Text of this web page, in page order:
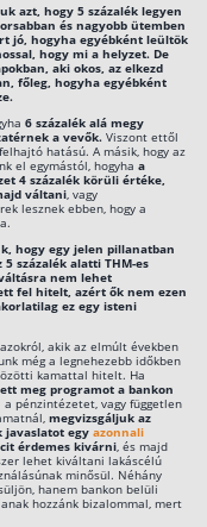
azt, hogy 5 százalék legyen
és nagyobb ütemben
jó, hogyha egyébként leültök
hogy mi a helyzet. De
aki okos, az elkezd
főleg, hogyha egyébként
6 százalék alá megy
a vevők. Viszont ettől
hatású. A másik, hogy az
el egymástól, hogyha a
4 százalék körüli értéke,
váltani , vagy
lesznek ebben, hogy a
hogy egy jelen pillanatban
százalék alatti THM-es
nem lehet
fel hitelt, azért ők nem ezen
ez egy isteni
akik az elmúlt években
még a legnehezebb időkben
kamattal hitelt. Ha
meg programot a bankon
pénzintézetet, vagy független
megvizsgáljuk az
javaslatot egy azonnali
érdemes kivárni , és majd
lehet kiváltani lakáscélú
minősül. Néhány
hanem bankon belüli
hozzánk bizalommal, mert